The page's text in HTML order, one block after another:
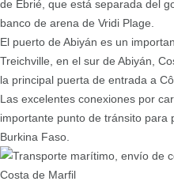
de Ébrié, que está separada del
banco de arena de Vridi Plage.
El puerto de Abiyán es un
Treichville, en el sur de Abiyán,
la principal puerta de entrada a
Las excelentes conexiones por
importante punto de tránsito
Burkina Faso.